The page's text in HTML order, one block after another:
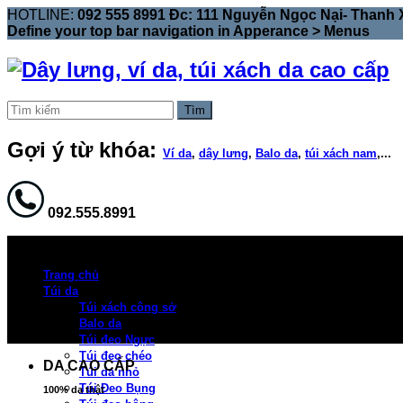
HOTLINE: 092 555 8991 Đc: 111 Nguyễn Ngọc Nại- Thanh
Define your top bar navigation in Apperance > Menus
Tìm
Gợi ý từ khóa: Ví da, dây lưng, Balo da, túi xách nam,...
092.555.8991
Trang chủ
Túi da
Túi xách công sở
Balo da
Túi đeo Ngực
Túi đeo chéo
Túi da nhỏ
Túi Đeo Bụng
DA CAO CẤP
100% da thật